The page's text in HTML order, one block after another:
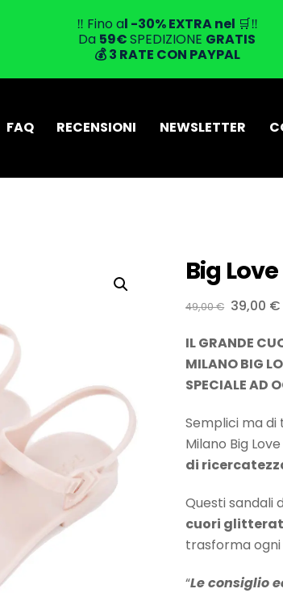
FAQ RECENSIONI NEWSLETTER
Big
49,00€ Il
era:
49,00 €.
39,00 €
IL GRANDE
MILANO BIG
SPECIALE AD
Semplici ma
Milano Big
di
Questi sandali
cuori
trasforma
“Le consiglio
‼️ Fino al -30% EXTRAnel 🛒‼️
Da 59€SPEDIZIONE GRATIS
💰3 RATE CON PAYPAL